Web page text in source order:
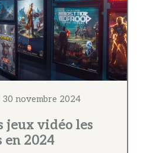
30 novembre 2024
jeux vidéo les
en 2024